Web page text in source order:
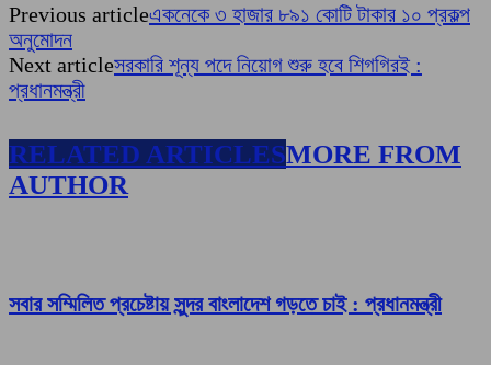
Previous articleএকনেকে ৩ হাজার ৮৯১ কোটি টাকার ১০ প্রকল্প
অনুমোদন
Next articleসরকারি শূন্য পদে নিয়োগ শুরু হবে শিগগিরই :
প্রধানমন্ত্রী
RELATED ARTICLESMORE FROM
AUTHOR
সবার সম্মিলিত প্রচেষ্টায় সুন্দর বাংলাদেশ গড়তে চাই : প্রধানমন্ত্রী